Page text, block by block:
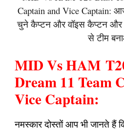
Captain and Vice Captain:
चुने कैप्टन और वॉइस कैप्टन और
से टीम
MID Vs HAM
Dream 11 Team
Vice Captain:
नमस्कार दोस्तों आप भी जानते हैं